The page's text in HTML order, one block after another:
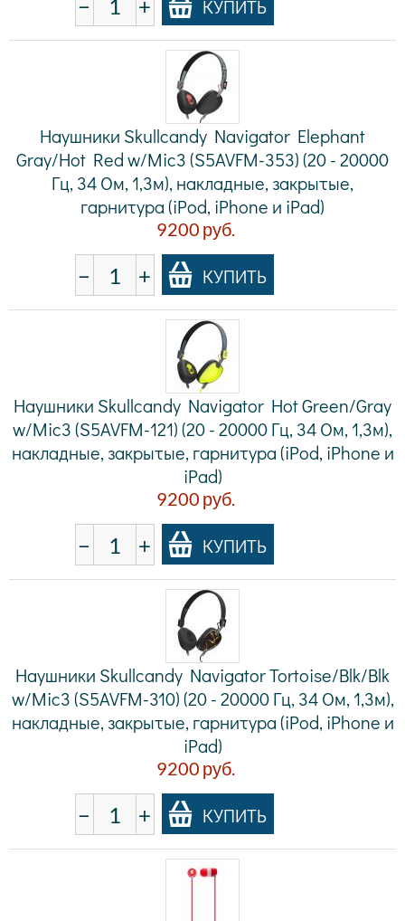
− + КУПИТЬ
Наушники Skullcandy Navigator Elephant
Gray/Hot Red w/Mic3 (S5AVFM-353) (20 - 20000
Гц, 34 Ом, 1,3м), накладные, закрытые,
гарнитура (iPod, iPhone и iPad)
9200 руб.
− + КУПИТЬ
Наушники Skullcandy Navigator Hot Green/Gray
w/Mic3 (S5AVFM-121) (20 - 20000 Гц, 34 Ом, 1,3м),
накладные, закрытые, гарнитура (iPod, iPhone и
iPad)
9200 руб.
− + КУПИТЬ
Наушники Skullcandy Navigator Tortoise/Blk/Blk
w/Mic3 (S5AVFM-310) (20 - 20000 Гц, 34 Ом, 1,3м),
накладные, закрытые, гарнитура (iPod, iPhone и
iPad)
9200 руб.
− + КУПИТЬ